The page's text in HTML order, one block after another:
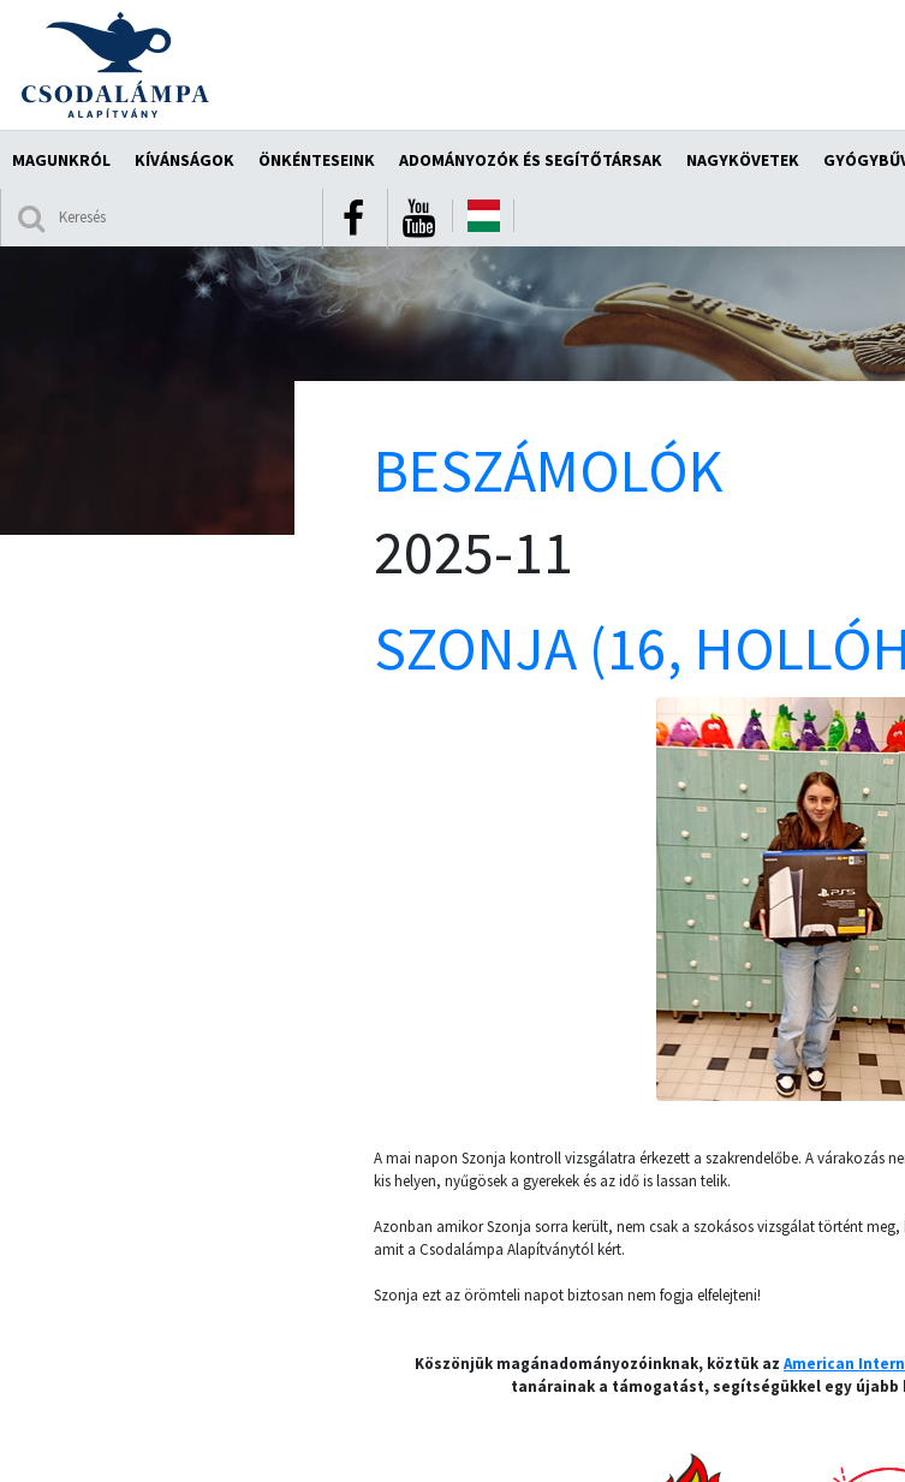
MAGUNKRÓL KÍVÁNSÁGOK ÖNKÉNTESEINK ADOMÁNYOZÓK ÉS SEGÍTŐTÁRSAK NAGYKÖVETEK
BESZÁMOLÓK
2025-11
SZONJA (16,
A mai napon Szonja kontroll vizsgálatra érkezett a szakrendelőbe. A várakozás
kis helyen, nyűgösek a gyerekek és az idő is lassan telik.
Azonban amikor Szonja sorra került, nem csak a szokásos vizsgálat történt
amit a Csodalámpa Alapítványtól kért.
Szonja ezt az örömteli napot biztosan nem fogja elfelejteni!
Köszönjük magánadományozóinknak, köztük az American
tanárainak a támogatást, segítségükkel egy